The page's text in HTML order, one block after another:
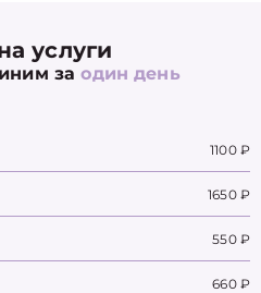
услуги
заодин день
1100 ₽
1650 ₽
550 ₽
660 ₽